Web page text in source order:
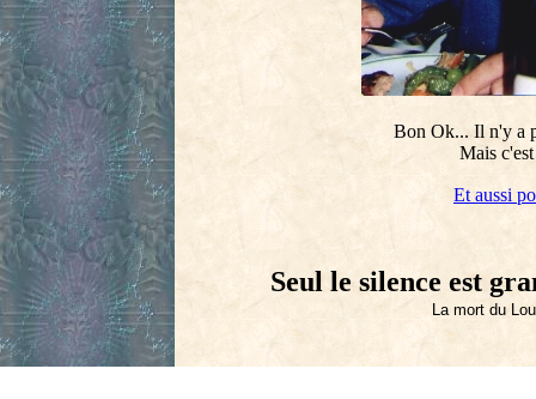
Bon Ok... Il n'y a
Mais
Et aussi
Seul le silence est
La mort du